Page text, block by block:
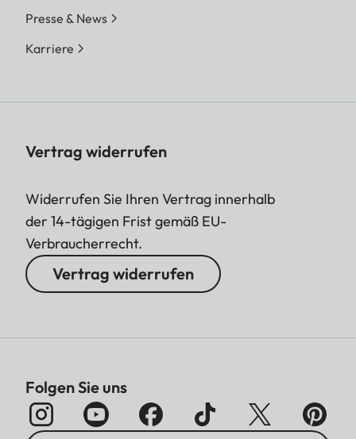
Presse & News
Karriere
Vertrag widerrufen
Widerrufen Sie Ihren Vertrag innerhalb
der 14-tägigen Frist gemäß EU-
Verbraucherrecht.
Vertrag widerrufen
Folgen Sie uns